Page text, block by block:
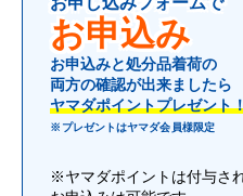
お申込み
お申込みと処分品着荷の
両方の確認が出来ましたら
ヤマダポイントプレゼント
※プレゼントはヤマダ会員様限定
※ヤマダポイントは付与さ